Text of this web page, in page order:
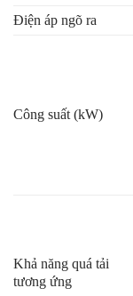
Điện áp ngõ ra
Công suất (kW)
Khả năng quá tải
tương ứng